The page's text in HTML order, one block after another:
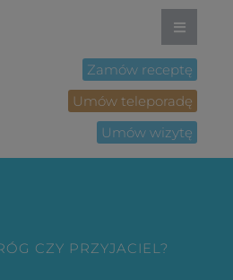
Zamów receptę
Umów teleporadę
Umów wizytę
CZY PRZYJACIEL?